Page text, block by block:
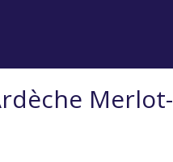
Merlot-